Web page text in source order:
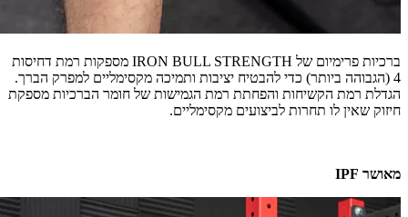
ברכיות פרימיום של IRON BULL STRENGTH מספקות רמת דחיסות
4 (הגבוהה ביותר) כדי להבטיח יציבות ותמיכה מקסימליים למפרק הברך.
הגדלת רמת הקשיחות והפחתת רמת הגמישות של חומר הברכיות מספקת
חיזוק שאין לו תחרות לביצועים מקסימליים.
מאושר IPF